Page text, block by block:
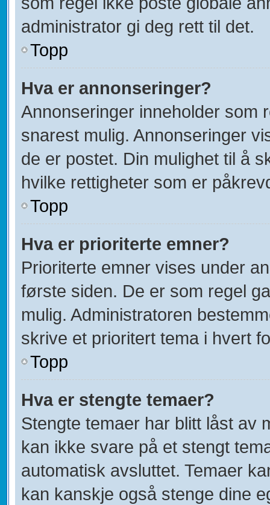
administrator gi deg rett til det.
Topp
Hva er annonseringer?
Annonseringer inneholder som
snarest mulig. Annonseringer
de er postet. Din mulighet til å
hvilke rettigheter som er
Topp
Hva er prioriterte emner?
Prioriterte emner vises under
første siden. De er som regel
mulig. Administratoren
skrive et prioritert tema i hvert
Topp
Hva er stengte temaer?
Stengte temaer har blitt låst av
kan ikke svare på et stengt
automatisk avsluttet. Temaer
kan kanskje også stenge dine